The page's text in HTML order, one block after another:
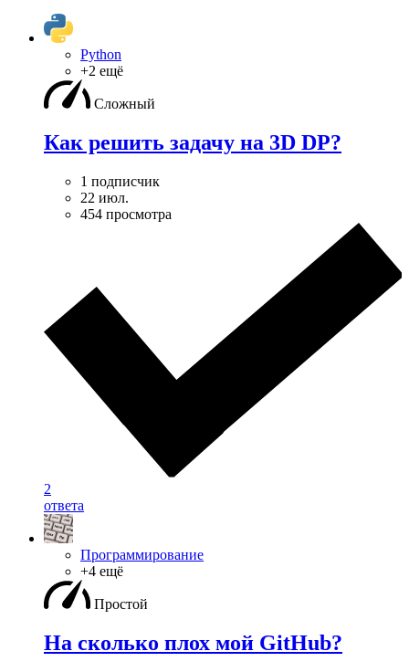
Python
+2 ещё
Сложный
Как решить задачу на 3D DP?
1 подписчик
22 июл.
454 просмотра
2
ответа
Программирование
+4 ещё
Простой
На сколько плох мой GitHub?